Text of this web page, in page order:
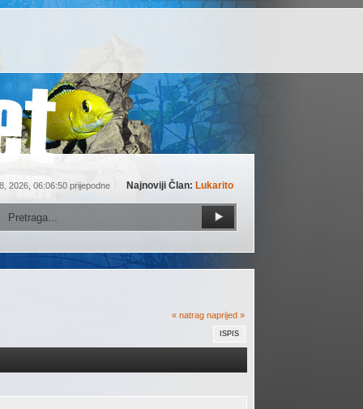
2026, 06:06:50 prijepodne Najnoviji Član: Lukarito
« natrag naprijed »
ISPIS